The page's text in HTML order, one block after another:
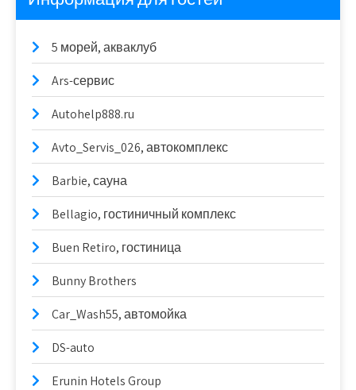
5 морей, акваклуб
Ars-сервис
Autohelp888.ru
Avto_Servis_026, автокомплекс
Barbie, сауна
Bellagio, гостиничный комплекс
Buen Retiro, гостиница
Bunny Brothers
Car_Wash55, автомойка
DS-auto
Erunin Hotels Group